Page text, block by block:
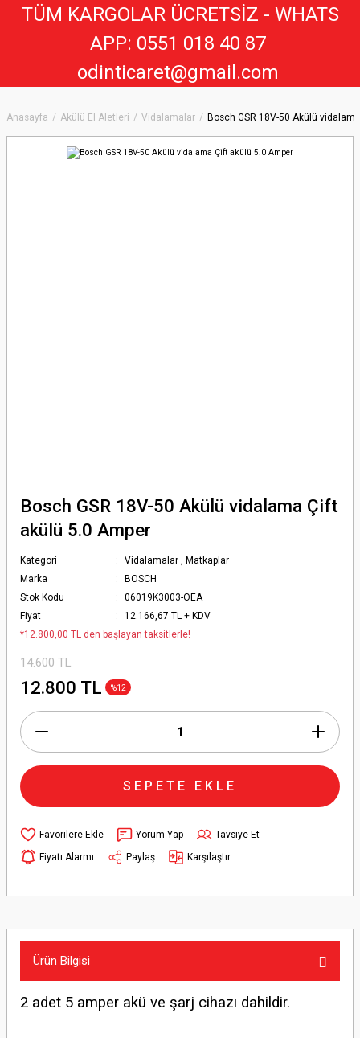
Anasayfa Akülü El Aletleri Vidalamalar Bosch GSR 18V-50 Akülü
Bosch GSR 18V-50 Akülü vidalama Çift
akülü 5.0 Amper
Kategori Vidalamalar , Matkaplar
Marka
BOSCH
Stok Kodu
06019K3003-OEA
Fiyat
12.166,67 TL + KDV
*12.800,00 TL den başlayan taksitlerle!
14.600 TL
12.800 TL %12
SEPETE EKLE
Yorum Yap
Tavsiye Et
Fiyatı Alarmı
Paylaş Karşılaştır
Ürün Bilgisi
2 adet 5 amper akü ve şarj cihazı dahildir.
TÜM KARGOLAR ÜCRETSİZ - WHATS
APP: 0551 018 40 87
odinticaret@gmail.com